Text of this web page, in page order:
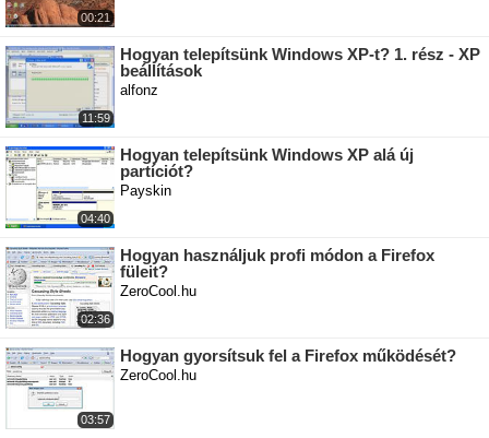
00:21
11:59
Hogyan telepítsünk Windows XP-t? 1. rész - XP
beállítások
alfonz
04:40
Hogyan telepítsünk Windows XP alá új
partíciót?
Payskin
02:36
Hogyan használjuk profi módon a Firefox
füleit?
ZeroCool.hu
03:57
Hogyan gyorsítsuk fel a Firefox működését?
ZeroCool.hu